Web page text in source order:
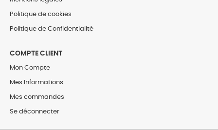
Politique de cookies
Politique de Confidentialité
COMPTE CLIENT
Mon Compte
Mes Informations
Mes commandes
Se déconnecter